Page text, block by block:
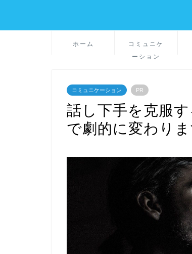
ホーム
コミュニケ
ーション
コミュニケーション PR
話し下手を克服
で劇的に変わりま